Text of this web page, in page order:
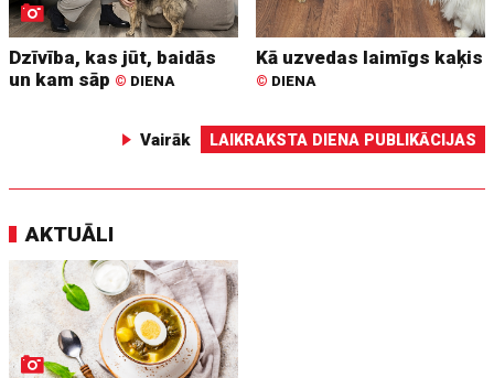
Dzīvība, kas jūt, baidās
un kam sāp © DIENA
Kā uzvedas laimīgs kaķis
© DIENA
Vairāk LAIKRAKSTA DIENA PUBLIKĀCIJAS
AKTUĀLI